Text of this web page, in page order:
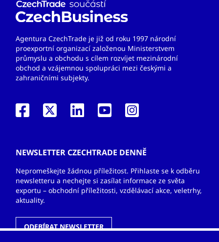
Agentura CzechTrade je již od roku 1997 národní
proexportní organizací založenou Ministerstvem
průmyslu a obchodu s cílem rozvíjet mezinárodní
obchod a vzájemnou spolupráci mezi českými a
zahraničními subjekty.
NEWSLETTER CZECHTRADE DENNĚ
Nepromeškejte žádnou příležitost. Přihlaste se k odběru
newsletteru a nechejte si zasílat informace ze světa
exportu – obchodní příležitosti, vzdělávací akce, veletrhy,
aktuality.
ODEBÍRAT NEWSLETTER